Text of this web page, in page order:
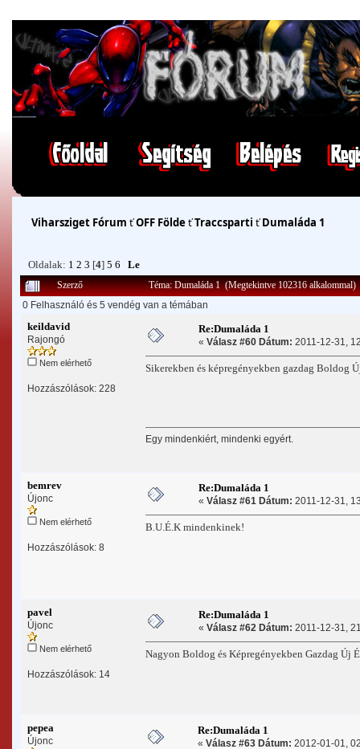
Viharsziget Fórum ťOFF FöldeťTraccsparti ťDumaláda 1
Oldalak: 1 2 3 [4] 5 6 Le
Szerző
Téma: Dumaláda 1 (Megtekintve 102316 alkalommal)
0 Felhasználó és 5 vendég van a témában
keildavid
Rajongó
Nem elérhető
Hozzászólások: 228
Re:Dumaláda 1
« Válasz #60 Dátum: 2011-12-31,
Sikerekben és képregényekben gazdag
Egy mindenkiért, mindenki egyért.
bemrev
Újonc
Nem elérhető
Hozzászólások: 8
Re:Dumaláda 1
« Válasz #61 Dátum: 2011-12-31,
B.U.É.K mindenkinek!
pavel
Újonc
Nem elérhető
Hozzászólások: 14
Re:Dumaláda 1
« Válasz #62 Dátum: 2011-12-31,
Nagyon Boldog és Képregényekben Gazdag
pepea
Újonc
Re:Dumaláda 1
« Válasz #63 Dátum: 2012-01-01,